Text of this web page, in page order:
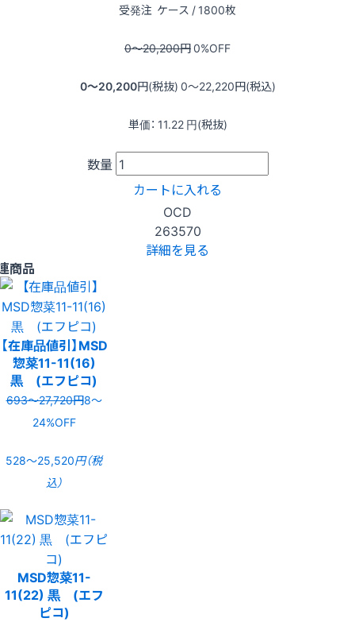
受発注 ケース / 1800枚
0〜20,200円0%OFF
0〜20,200円(税抜) 0〜22,220円(税込)
単価： 11.22 円(税抜)
数量
カートに入れる
OCD
263570
詳細を見る
商品
【在庫品値引】MSD
惣菜11-11(16)
黒 (エフピコ)
693〜27,720円8〜
24%OFF
528〜25,520円（税
込）
MSD惣菜11-
11(22) 黒 (エフ
ピコ)